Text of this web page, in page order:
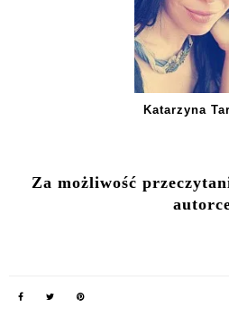
Katarzyna
Za możliwość